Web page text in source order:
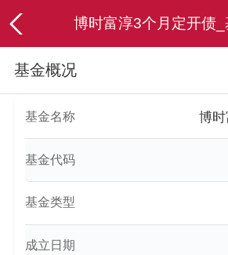
博时富淳3个月定开债
基金概况
基金名称 博
基金代码
基金类型
成立日期